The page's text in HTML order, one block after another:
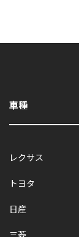
車種
レクサス
トヨタ
日産
三菱